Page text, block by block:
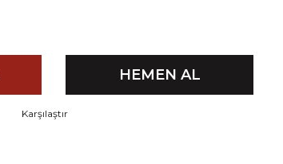
HEMEN AL
Karşılaştır